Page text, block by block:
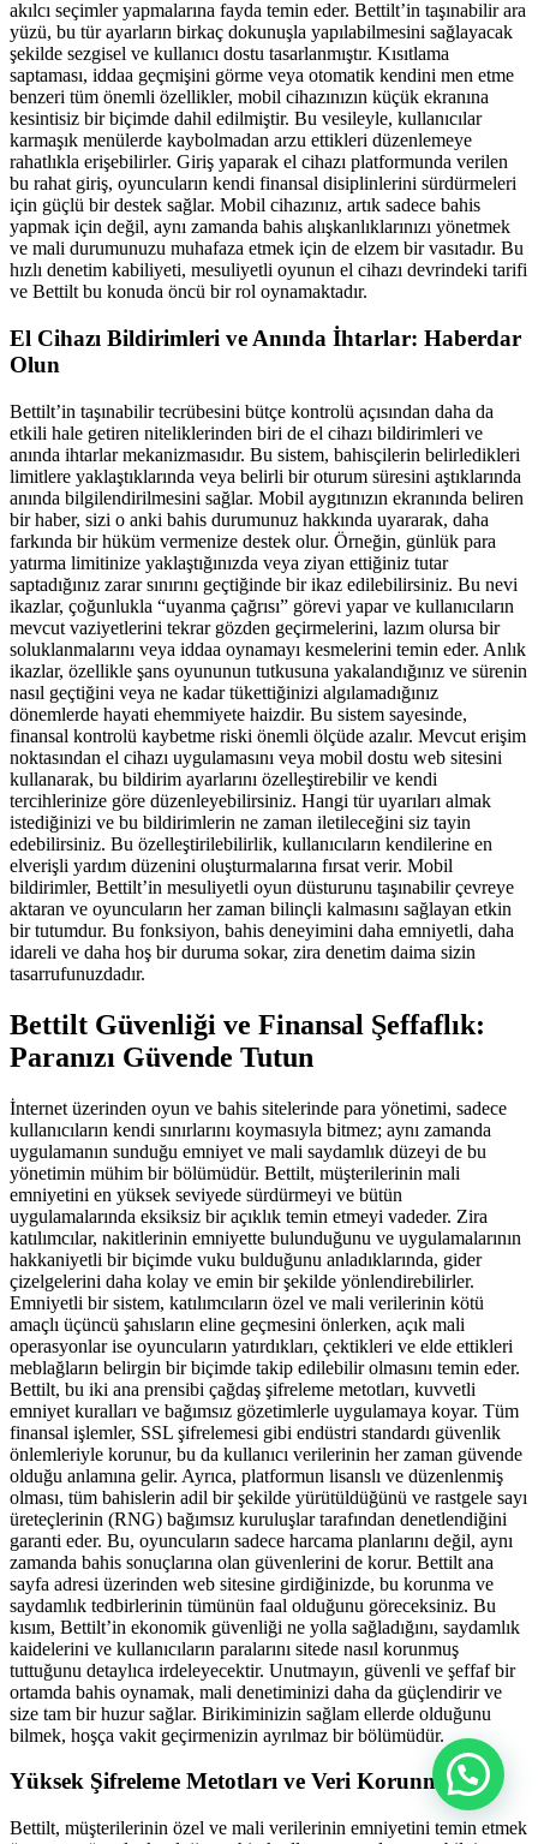
akılcı seçimler yapmalarına fayda temin eder. Bettilt’in taşınabilir ara
yüzü, bu tür ayarların birkaç dokunuşla yapılabilmesini sağlayacak
şekilde sezgisel ve kullanıcı dostu tasarlanmıştır. Kısıtlama
saptaması, iddaa geçmişini görme veya otomatik kendini men etme
benzeri tüm önemli özellikler, mobil cihazınızın küçük ekranına
kesintisiz bir biçimde dahil edilmiştir. Bu vesileyle, kullanıcılar
karmaşık menülerde kaybolmadan arzu ettikleri düzenlemeye
rahatlıkla erişebilirler. Giriş yaparak el cihazı platformunda verilen
bu rahat giriş, oyuncuların kendi finansal disiplinlerini sürdürmeleri
için güçlü bir destek sağlar. Mobil cihazınız, artık sadece bahis
yapmak için değil, aynı zamanda bahis alışkanlıklarınızı yönetmek
ve mali durumunuzu muhafaza etmek için de elzem bir vasıtadır. Bu
hızlı denetim kabiliyeti, mesuliyetli oyunun el cihazı devrindeki tarifi
ve Bettilt bu konuda öncü bir rol oynamaktadır.
El Cihazı Bildirimleri ve Anında İhtarlar: Haberdar
Olun
Bettilt’in taşınabilir tecrübesini bütçe kontrolü açısından daha da
etkili hale getiren niteliklerinden biri de el cihazı bildirimleri ve
anında ihtarlar mekanizmasıdır. Bu sistem, bahisçilerin belirledikleri
limitlere yaklaştıklarında veya belirli bir oturum süresini aştıklarında
anında bilgilendirilmesini sağlar. Mobil aygıtınızın ekranında beliren
bir haber, sizi o anki bahis durumunuz hakkında uyararak, daha
farkında bir hüküm vermenize destek olur. Örneğin, günlük para
yatırma limitinize yaklaştığınızda veya ziyan ettiğiniz tutar
saptadığınız zarar sınırını geçtiğinde bir ikaz edilebilirsiniz. Bu nevi
ikazlar, çoğunlukla “uyanma çağrısı” görevi yapar ve kullanıcıların
mevcut vaziyetlerini tekrar gözden geçirmelerini, lazım olursa bir
soluklanmalarını veya iddaa oynamayı kesmelerini temin eder. Anlık
ikazlar, özellikle şans oyununun tutkusuna yakalandığınız ve sürenin
nasıl geçtiğini veya ne kadar tükettiğinizi algılamadığınız
dönemlerde hayati ehemmiyete haizdir. Bu sistem sayesinde,
finansal kontrolü kaybetme riski önemli ölçüde azalır. Mevcut erişim
noktasından el cihazı uygulamasını veya mobil dostu web sitesini
kullanarak, bu bildirim ayarlarını özelleştirebilir ve kendi
tercihlerinize göre düzenleyebilirsiniz. Hangi tür uyarıları almak
istediğinizi ve bu bildirimlerin ne zaman iletileceğini siz tayin
edebilirsiniz. Bu özelleştirilebilirlik, kullanıcıların kendilerine en
elverişli yardım düzenini oluşturmalarına fırsat verir. Mobil
bildirimler, Bettilt’in mesuliyetli oyun düsturunu taşınabilir çevreye
aktaran ve oyuncuların her zaman bilinçli kalmasını sağlayan etkin
bir tutumdur. Bu fonksiyon, bahis deneyimini daha emniyetli, daha
idareli ve daha hoş bir duruma sokar, zira denetim daima sizin
tasarrufunuzdadır.
Bettilt Güvenliği ve Finansal Şeffaflık:
Paranızı Güvende Tutun
İnternet üzerinden oyun ve bahis sitelerinde para yönetimi, sadece
kullanıcıların kendi sınırlarını koymasıyla bitmez; aynı zamanda
uygulamanın sunduğu emniyet ve mali saydamlık düzeyi de bu
yönetimin mühim bir bölümüdür. Bettilt, müşterilerinin mali
emniyetini en yüksek seviyede sürdürmeyi ve bütün
uygulamalarında eksiksiz bir açıklık temin etmeyi vadeder. Zira
katılımcılar, nakitlerinin emniyette bulunduğunu ve uygulamalarının
hakkaniyetli bir biçimde vuku bulduğunu anladıklarında, gider
çizelgelerini daha kolay ve emin bir şekilde yönlendirebilirler.
Emniyetli bir sistem, katılımcıların özel ve mali verilerinin kötü
amaçlı üçüncü şahısların eline geçmesini önlerken, açık mali
operasyonlar ise oyuncuların yatırdıkları, çektikleri ve elde ettikleri
meblağların belirgin bir biçimde takip edilebilir olmasını temin eder.
Bettilt, bu iki ana prensibi çağdaş şifreleme metotları, kuvvetli
emniyet kuralları ve bağımsız gözetimlerle uygulamaya koyar. Tüm
finansal işlemler, SSL şifrelemesi gibi endüstri standardı güvenlik
önlemleriyle korunur, bu da kullanıcı verilerinin her zaman güvende
olduğu anlamına gelir. Ayrıca, platformun lisanslı ve düzenlenmiş
olması, tüm bahislerin adil bir şekilde yürütüldüğünü ve rastgele sayı
üreteçlerinin (RNG) bağımsız kuruluşlar tarafından denetlendiğini
garanti eder. Bu, oyuncuların sadece harcama planlarını değil, aynı
zamanda bahis sonuçlarına olan güvenlerini de korur. Bettilt ana
sayfa adresi üzerinden web sitesine girdiğinizde, bu korunma ve
saydamlık tedbirlerinin tümünün faal olduğunu göreceksiniz. Bu
kısım, Bettilt’in ekonomik güvenliği ne yolla sağladığını, saydamlık
kaidelerini ve kullanıcıların paralarını sitede nasıl korunmuş
tuttuğunu detaylıca irdeleyecektir. Unutmayın, güvenli ve şeffaf bir
ortamda bahis oynamak, mali denetiminizi daha da güçlendirir ve
size tam bir huzur sağlar. Birikiminizin sağlam ellerde olduğunu
bilmek, hoşça vakit geçirmenizin ayrılmaz bir bölümüdür.
Yüksek Şifreleme Metotları ve Veri Korunması
Bettilt, müşterilerinin özel ve mali verilerinin emniyetini temin etmek